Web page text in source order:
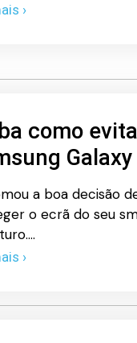
›
como
Galaxy
a boa decisão
o ecrã do seu
›